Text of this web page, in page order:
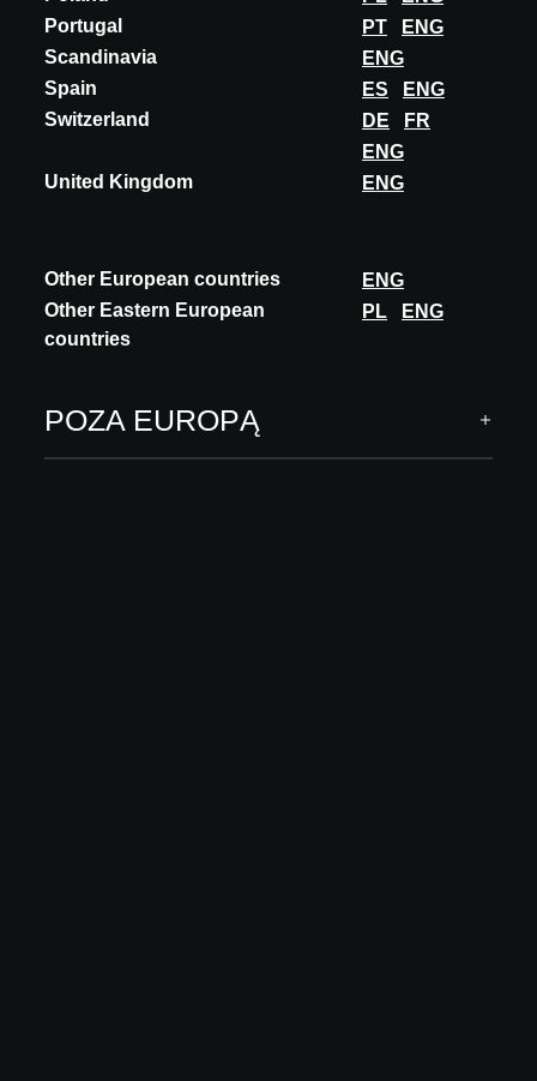
Portugal
PT
ENG
Scandinavia
ENG
Spain
ES
ENG
Switzerland
DE
FR
ENG
United Kingdom
ENG
Other European countries
ENG
Other Eastern European
countries
PL ENG
POZA EUROPĄ
A@WLISBON
SUBSKRYBUJ
Obserwuj nas